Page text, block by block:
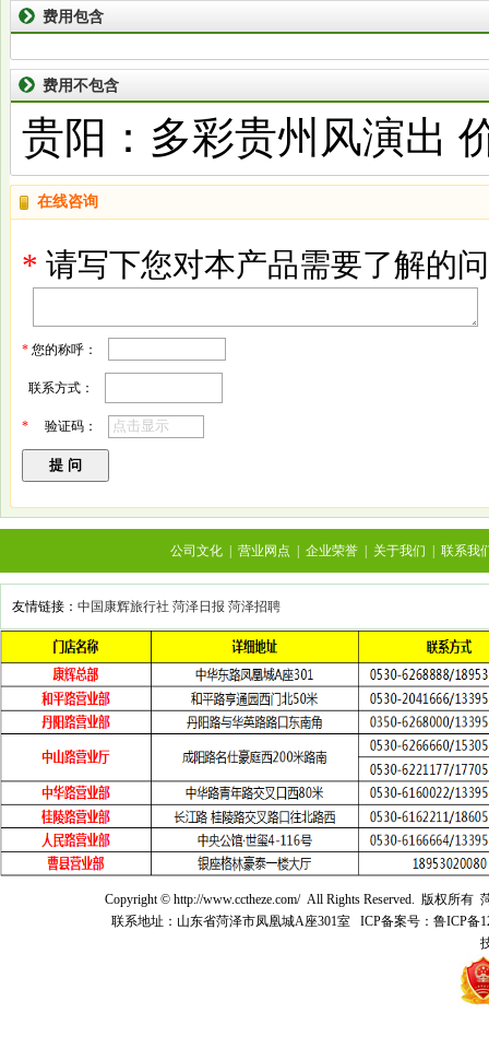
费用包含
费用不包含
贵阳：多彩贵州风演出
在线咨询
* 请写下您对本产品需要了解的
* 您的称呼：
联系方式：
* 验证码：
公司文化 营业网点 企业荣誉 关于我们 联系我
友情链接： 中国康辉旅行社 菏泽日报 菏泽招聘
Copyright © http://www.cctheze.com/ All Rights Reserved. 版权所
联系地址：山东省菏泽市凤凰城A座301室 ICP备案号：鲁ICP备